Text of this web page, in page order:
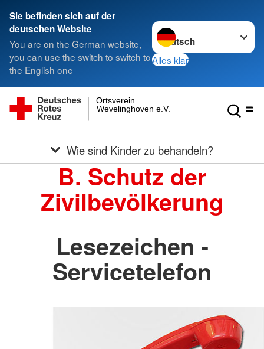
Sie befinden sich auf der
deutschen Website
You are on the German website,
you can use the switch to switch to
the English one
Sprache wechseln zu
Alles klar
Wevelinghoven e.V.
Ortsverein
Wie sind Kinder zu behandeln?
B. Schutz der
Zivilbevölkerung
Lesezeichen -
Servicetelefon